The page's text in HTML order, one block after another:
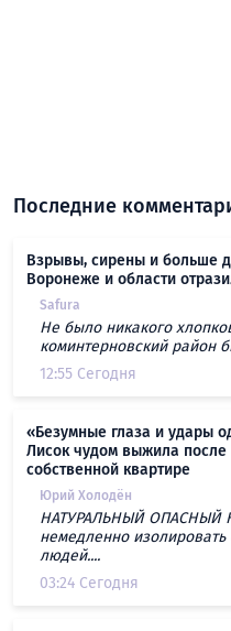
Последние
Взрывы, сирены и больше
Воронеже и области
Safura
Не было никакого
коминтерновский район
12:55 Сегодня
«Безумные глаза и удары
Лисок чудом выжила
собственной квартире
Юрий Холодён
НАТУРАЛЬНЫЙ ОПАСНЫЙ
немедленно
людей....
03:24 Сегодня